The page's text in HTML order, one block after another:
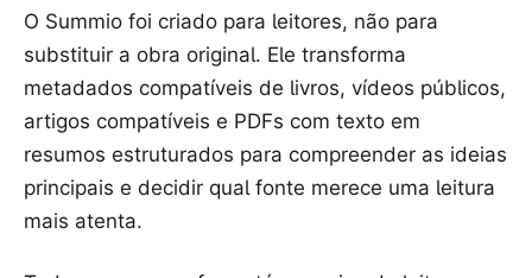
O Summio foi criado para leitores, não para
substituir a obra original. Ele transforma
metadados compatíveis de livros, vídeos públicos,
artigos compatíveis e PDFs com texto em
resumos estruturados para compreender as ideias
principais e decidir qual fonte merece uma leitura
mais atenta.